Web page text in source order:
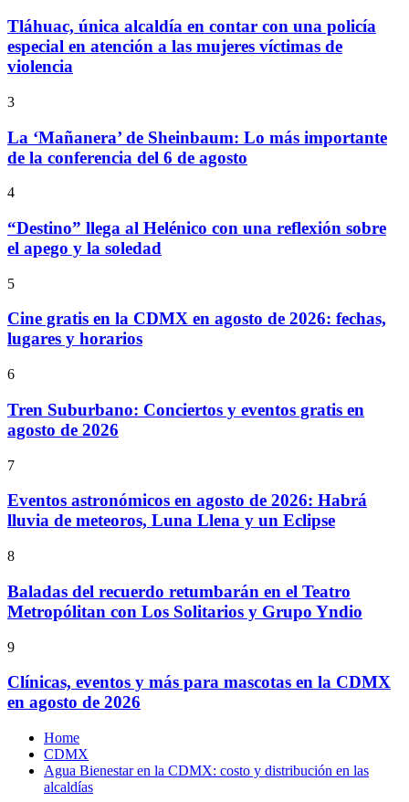
Tláhuac, única alcaldía en contar con una policía
especial en atención a las mujeres víctimas de
violencia
3
La ‘Mañanera’ de Sheinbaum: Lo más importante
de la conferencia del 6 de agosto
4
“Destino” llega al Helénico con una reflexión sobre
el apego y la soledad
5
Cine gratis en la CDMX en agosto de 2026: fechas,
lugares y horarios
6
Tren Suburbano: Conciertos y eventos gratis en
agosto de 2026
7
Eventos astronómicos en agosto de 2026: Habrá
lluvia de meteoros, Luna Llena y un Eclipse
8
Baladas del recuerdo retumbarán en el Teatro
Metropólitan con Los Solitarios y Grupo Yndio
9
Clínicas, eventos y más para mascotas en la CDMX
en agosto de 2026
Home
CDMX
Agua Bienestar en la CDMX: costo y distribución en las
alcaldías